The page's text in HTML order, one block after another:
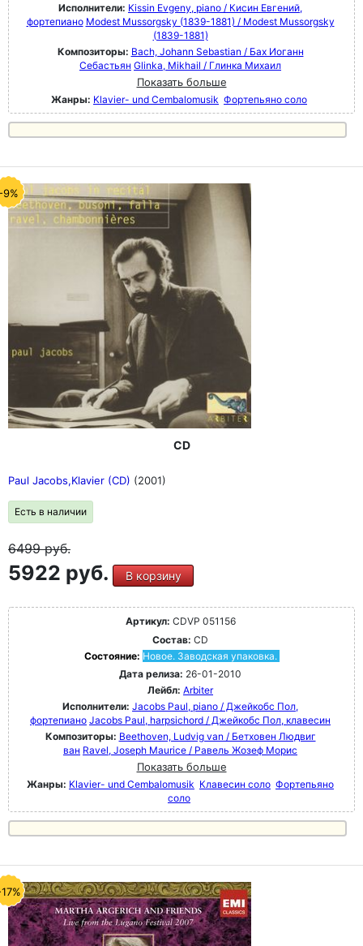
Исполнители: Kissin Evgeny, piano / Кисин Евгений,
фортепиано Modest Mussorgsky (1839-1881) / Modest Mussorgsky
(1839-1881)
Композиторы: Bach, Johann Sebastian / Бах Иоганн
Себастьян Glinka, Mikhail / Глинка Михаил
Показать больше
Жанры: Klavier- und Cembalomusik Фортепьяно соло
9%
CD
Paul Jacobs,Klavier (CD) (2001)
Есть в наличии
6499руб.
5922 руб. В корзину
Артикул: CDVP 051156
Состав: CD
Состояние: Новое. Заводская упаковка.
Дата релиза: 26-01-2010
Лейбл: Arbiter
Исполнители: Jacobs Paul, piano / Джейкобс Пол,
фортепиано Jacobs Paul, harpsichord / Джейкобс Пол, клавесин
Композиторы: Beethoven, Ludvig van / Бетховен Людвиг
ван Ravel, Joseph Maurice / Равель Жозеф Морис
Показать больше
Жанры: Klavier- und Cembalomusik Клавесин соло Фортепьяно
соло